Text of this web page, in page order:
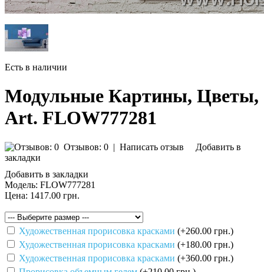
Есть в наличии
Модульные Картины, Цветы,
Art. FLOW777281
Отзывов: 0 | Написать отзыв
Добавить в
закладки
Добавить в закладки
Модель: FLOW777281
Цена: 1417.00 грн.
Художественная прорисовка красками (+260.00 грн.)
Художественная прорисовка красками (+180.00 грн.)
Художественная прорисовка красками (+360.00 грн.)